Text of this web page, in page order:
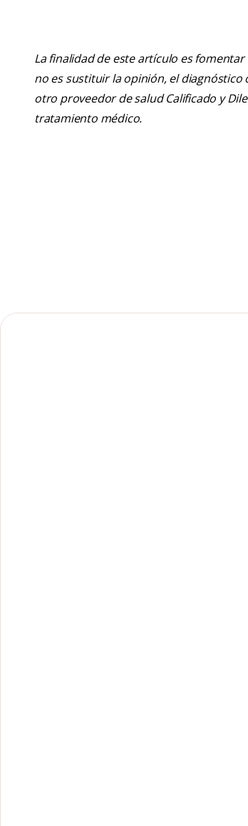
La finalidad de este artículo es
no es sustituir la opinión, el
otro proveedor de salud Calificado y
tratamiento médico.